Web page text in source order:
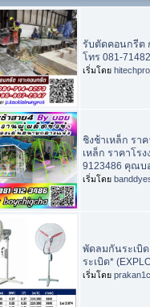
รับตัดคอนกรีต
โทร 081-
เริ่มโดย
ชิงช้าเหล็ก รา
เหล็ก ราคาโร
9123486 คุณบ
เริ่มโดย
พัดลมกันระเบิ
ระเบิด*
เริ่มโดย prakan1c